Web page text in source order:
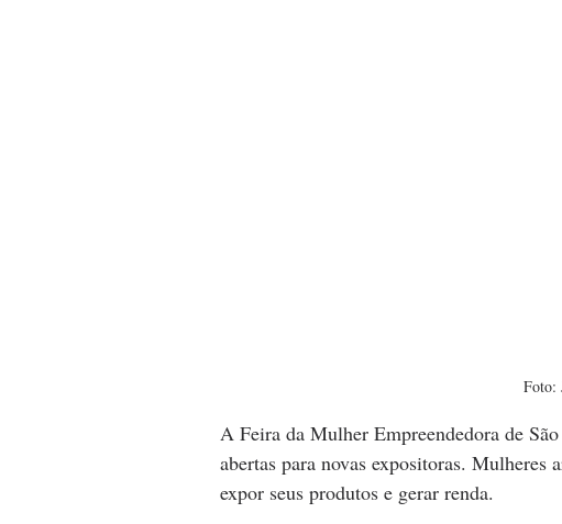
Foto:
A Feira da Mulher Empreendedora de
abertas para novas expositoras. Mulheres
expor seus produtos e gerar renda.